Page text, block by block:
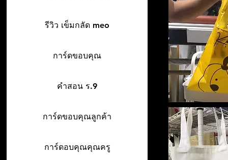
รีวิว เข็มกลัด meo
การ์ดขอบคุณ
คำสอน ร.9
การ์ดขอบคุณลูกค้า
การ์ดอบคุณคุณครู